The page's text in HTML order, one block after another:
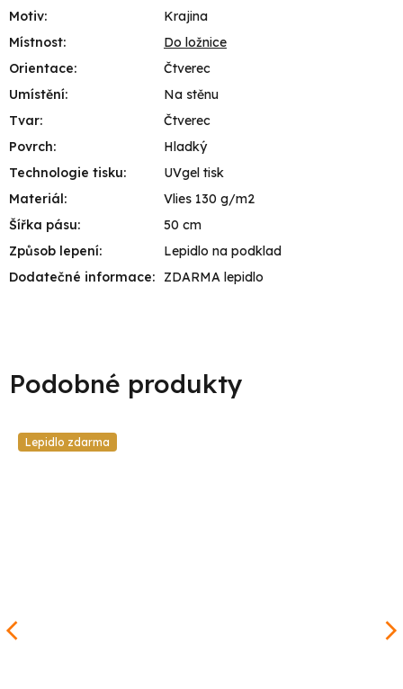
Motiv:
Krajina
Místnost:
Do ložnice
Orientace:
Čtverec
Umístění:
Na stěnu
Tvar:
Čtverec
Povrch:
Hladký
Technologie tisku:
UVgel tisk
Materiál:
Vlies 130 g/m2
Šířka pásu:
50 cm
Způsob lepení:
Lepidlo na podklad
Dodatečné informace: ZDARMA lepidlo
Lepidlo zdarma